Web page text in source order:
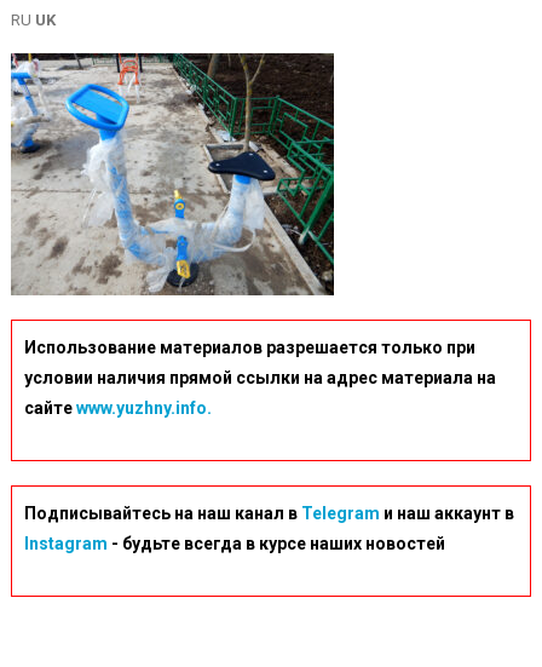
RU UK
Использование материалов разрешается только при
условии наличия прямой ссылки на адрес материала на
сайтеwww.yuzhny.info.
Подписывайтесь на наш канал в Telegram и наш аккаунт в
Instagram - будьте всегда в курсе наших новостей